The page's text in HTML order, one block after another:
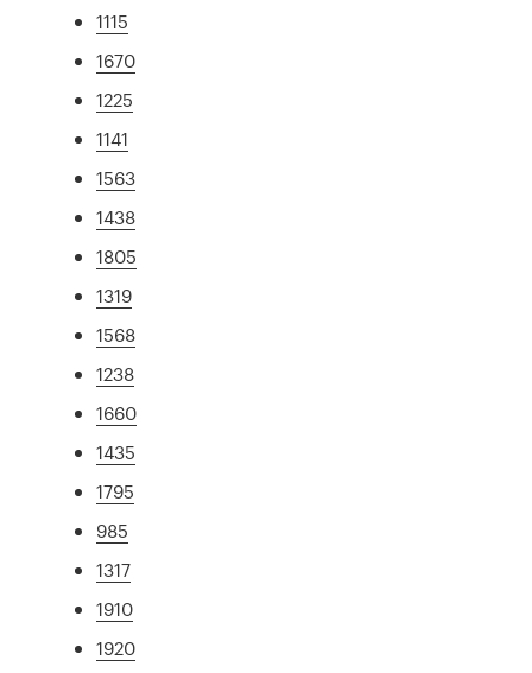
1115
1670
1225
1141
1563
1438
1805
1319
1568
1238
1660
1435
1795
985
1317
1910
1920